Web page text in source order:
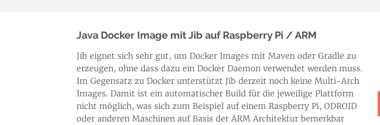
Java Docker Image mit Jib auf Raspberry Pi / ARM
Jib eignet sich sehr gut, um Docker Images mit Maven oder Gradle zu
erzeugen, ohne dass dazu ein Docker Daemon verwendet werden muss.
Im Gegensatz zu Docker unterstützt Jib derzeit noch keine Multi-Arch
Images. Damit ist ein automatischer Build für die jeweilige Plattform
nicht möglich, was sich zum Beispiel auf einem Raspberry Pi, ODROID
oder anderen Maschinen auf Basis der ARM Architektur bemerkbar